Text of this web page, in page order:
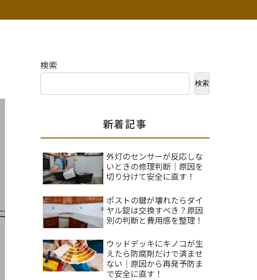
検索
検索
新着記事
外灯のセンサーが反応しな
いときの修理判断｜原因を
切り分けて安全に直す！
ポストの鍵が壊れたらダイ
ヤル錠は交換すべき？原因
別の判断と費用感を整理！
ウッドデッキにキノコが生
えたら防腐剤だけで済ませ
ない｜原因から再発予防ま
で安全に直す！